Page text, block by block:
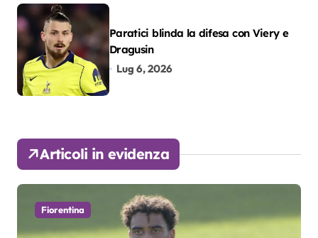
Paratici blinda la difesa con Viery e
Dragusin
Lug 6, 2026
Articoli in evidenza
Fiorentina